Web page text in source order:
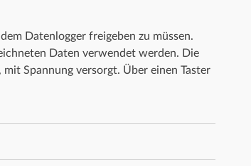
Datenlogger freigeben zu müssen.
Daten verwendet werden. Die
Spannung versorgt. Über einen Taster